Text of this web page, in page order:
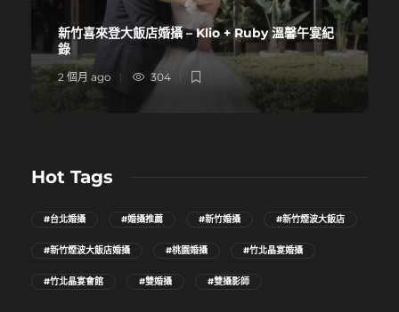
新竹喜來登大飯店婚攝 – Klio + Ruby 溫馨午宴紀
錄
2 個月 ago 304
Hot Tags
#台北婚攝 #婚攝推薦 #新竹婚攝 #新竹煙波大飯店
#新竹煙波大飯店婚攝 #桃園婚攝 #竹北晶宴婚攝
#竹北晶宴會館 #雙婚攝 #雙攝影師